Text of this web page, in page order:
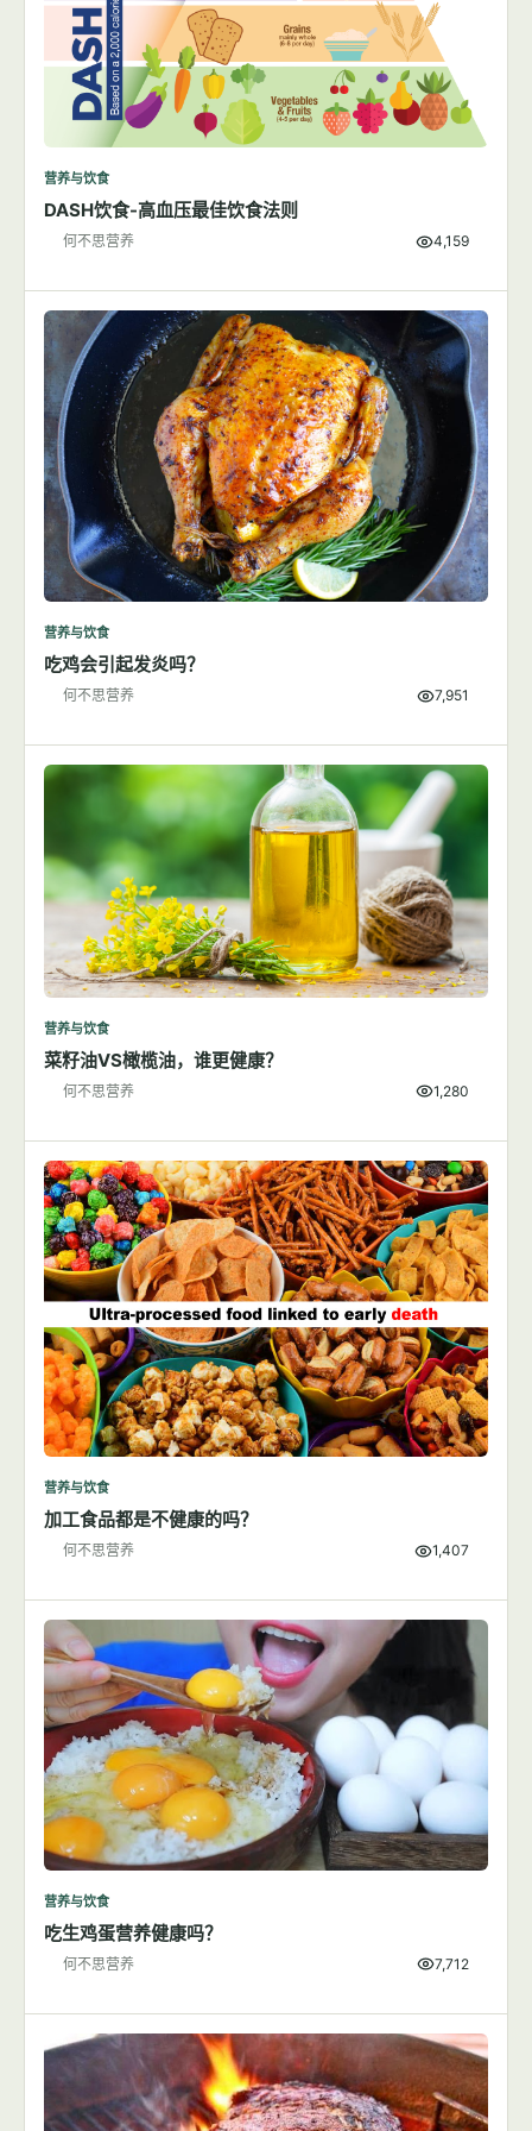
营养与饮食
DASH饮食-高血压最佳饮食法则
何不思营养 4,159
营养与饮食
吃鸡会引起发炎吗？
何不思营养 7,951
营养与饮食
菜籽油VS橄榄油，谁更健康？
何不思营养 1,280
营养与饮食
加工食品都是不健康的吗？
何不思营养 1,407
营养与饮食
吃生鸡蛋营养健康吗？
何不思营养 7,712